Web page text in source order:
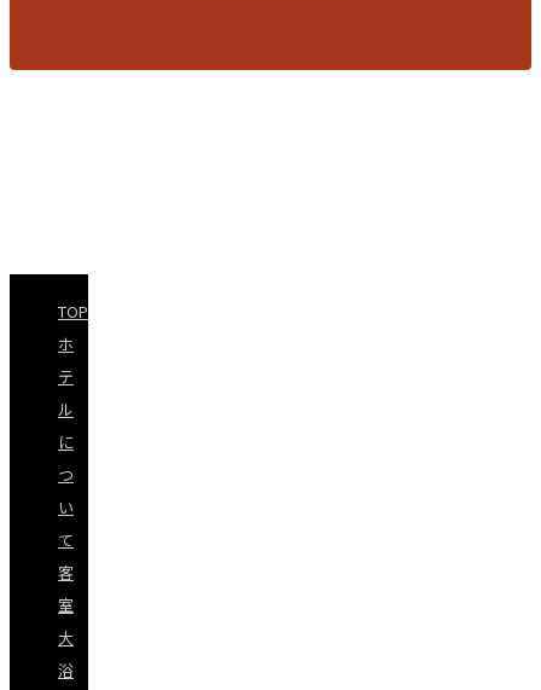
TOP
ホ
テ
ル
に
つ
い
て
客
室
大
浴